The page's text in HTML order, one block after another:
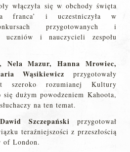
włączyła się w obchody święta
franca’ i uczestniczyła w
przygotowanych i
uczniów i nauczycieli zespołu
Nela Mazur, Hanna Mrowiec,
Wąsikiewicz przygotowały
szeroko rozumianej Kultury
dużym powodzeniem Kahoota,
na ten temat.
Szczepański przygotował
teraźniejszości z przeszłością
of London.